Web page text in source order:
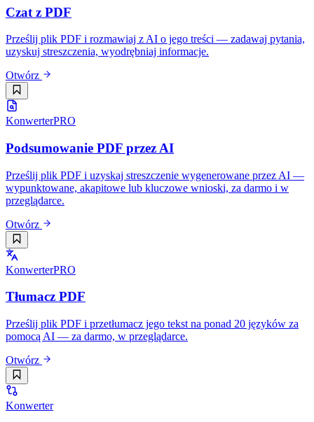
Czat z PDF
Prześlij plik PDF i rozmawiaj z AI o jego treści — zadawaj pytania,
uzyskuj streszczenia, wyodrębniaj informacje.
Otwórz
KonwerterPRO
Podsumowanie PDF przez AI
Prześlij plik PDF i uzyskaj streszczenie wygenerowane przez AI —
wypunktowane, akapitowe lub kluczowe wnioski, za darmo i w
przeglądarce.
Otwórz
KonwerterPRO
Tłumacz PDF
Prześlij plik PDF i przetłumacz jego tekst na ponad 20 języków za
pomocą AI — za darmo, w przeglądarce.
Otwórz
Konwerter